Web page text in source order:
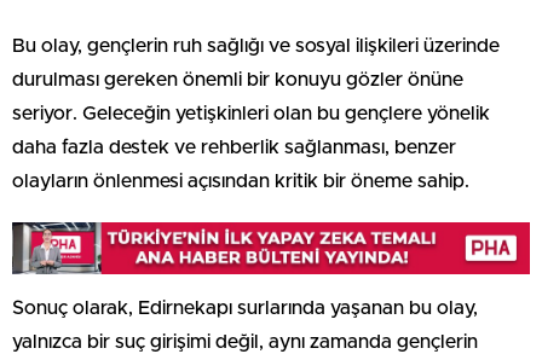
Bu olay, gençlerin ruh sağlığı ve sosyal ilişkileri üzerinde
durulması gereken önemli bir konuyu gözler önüne
seriyor. Geleceğin yetişkinleri olan bu gençlere yönelik
daha fazla destek ve rehberlik sağlanması, benzer
olayların önlenmesi açısından kritik bir öneme sahip.
Sonuç olarak, Edirnekapı surlarında yaşanan bu olay,
yalnızca bir suç girişimi değil, aynı zamanda gençlerin